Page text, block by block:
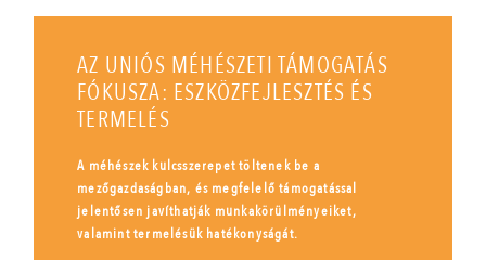
AZ UNIÓS MÉHÉSZETI TÁMOGATÁS
FÓKUSZA: ESZKÖZFEJLESZTÉS ÉS
TERMELÉS
A méhészek kulcsszerepet töltenek be a
mezőgazdaságban, és megfelelő támogatással
jelentősen javíthatják munkakörülményeiket,
valamint termelésük hatékonyságát.